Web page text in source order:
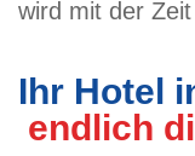
wird mit der
Ihr Hotel
endlich